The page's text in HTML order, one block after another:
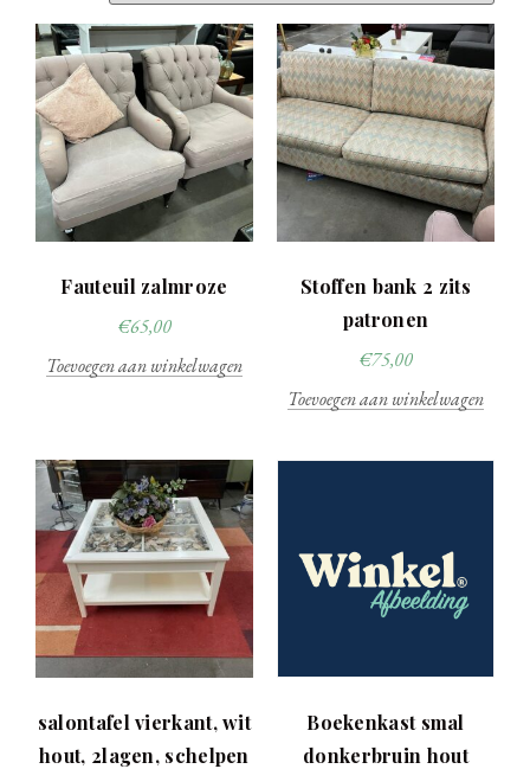
Fauteuil zalmroze
€65,00
Toevoegen aan winkelwagen
Stoffen bank 2 zits
patronen
€75,00
Toevoegen aan winkelwagen
salontafel vierkant, wit
hout, 2lagen, schelpen
Boekenkast smal
donkerbruin hout